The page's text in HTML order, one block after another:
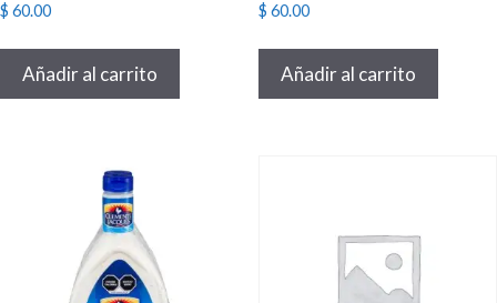
$ 60.00
Añadir al carrito
$ 60.00
Añadir al carrito